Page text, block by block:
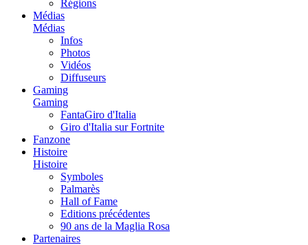
Régions
Médias
Médias
Infos
Photos
Vidéos
Diffuseurs
Gaming
Gaming
FantaGiro d'Italia
Giro d'Italia sur Fortnite
Fanzone
Histoire
Histoire
Symboles
Palmarès
Hall of Fame
Editions précédentes
90 ans de la Maglia Rosa
Partenaires